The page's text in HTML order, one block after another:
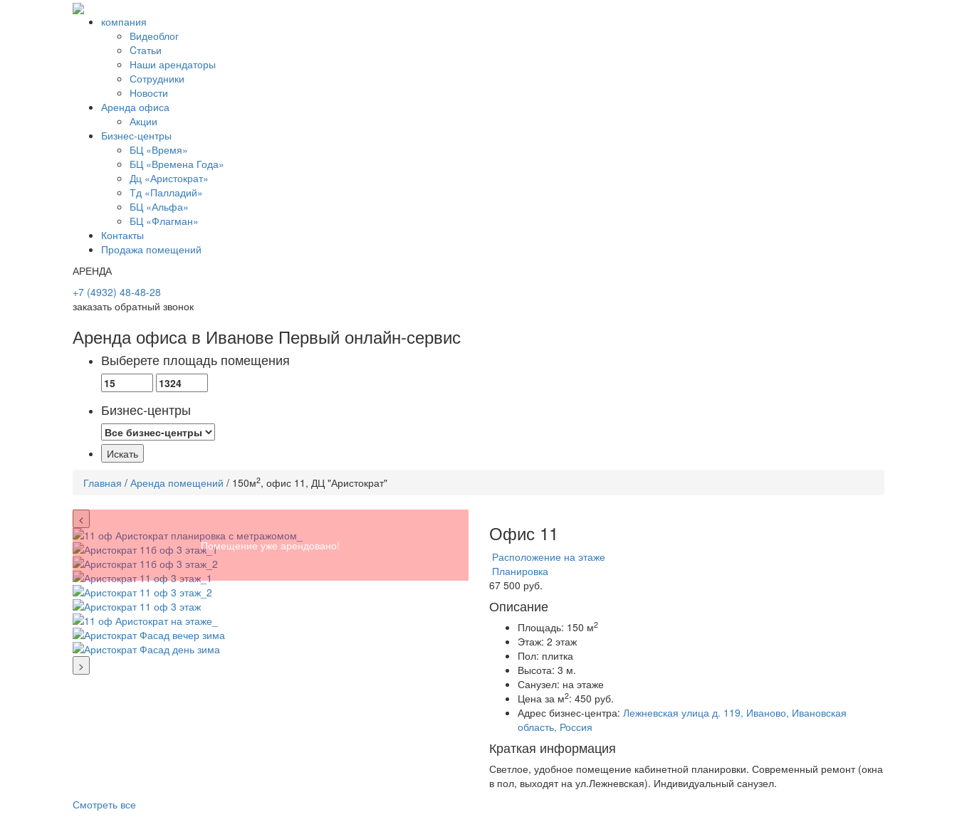
компания
Видеоблог
Cтатьи
Наши арендаторы
Сотрудники
Новости
Аренда офиса
Акции
Бизнес-центры
БЦ «Время»
БЦ «Времена Года»
Дц «Аристократ»
Тд «Палладий»
БЦ «Альфа»
БЦ «Флагман»
Контакты
Продажа помещений
АРЕНДА
+7 (4932) 48-48-28
заказать обратный звонок
Аренда офиса в Иванове Первый онлайн-сервис
Выберете площадь помещения
Бизнес-центры
Главная / Аренда помещений / 150м2, офис 11, ДЦ "Аристократ"
Помещение уже арендовано!
<
>
Офис 11
Расположение на этаже
Планировка
67 500 руб.
Описание
Площадь: 150 м2
Этаж: 2 этаж
Пол: плитка
Высота: 3 м.
Санузел: на этаже
Цена за м2: 450 руб.
Адрес бизнес-центра: Лежневская улица д. 119, Иваново, Ивановская
область, Россия
Краткая информация
Светлое, удобное помещение кабинетной планировки. Современный ремонт (окна
в пол, выходят на ул.Лежневская). Индивидуальный санузел.
Смотреть все